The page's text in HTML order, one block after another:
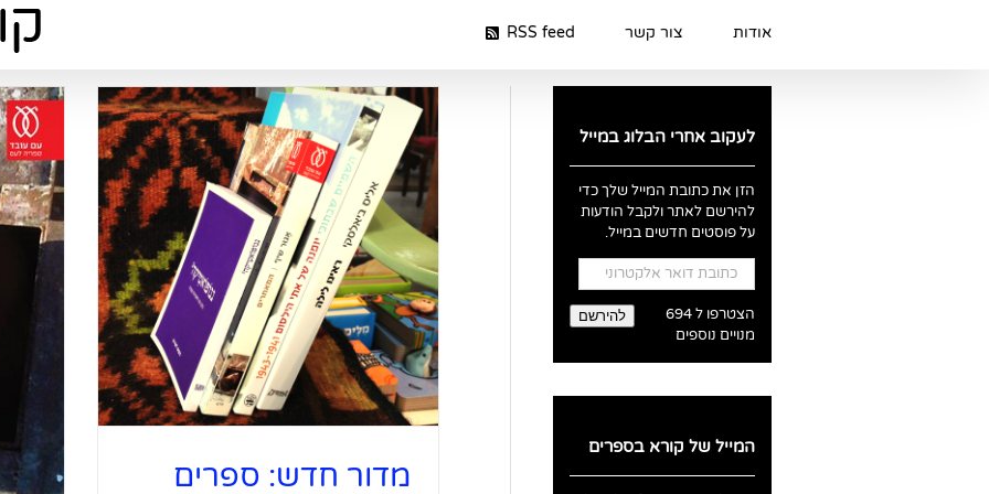
אודות צור קשר RSS feed
מדור
מדור חדש: ספרים
לעקוב אחרי הבלוג במייל
הזן את כתובת המייל שלך כדי
להירשם לאתר ולקבל הודעות
על פוסטים חדשים במייל.
כתובת
דואר
אלקטרוני
להירשם
הצטרפו ל 694
מנויים נוספים
המייל של קורא בספרים